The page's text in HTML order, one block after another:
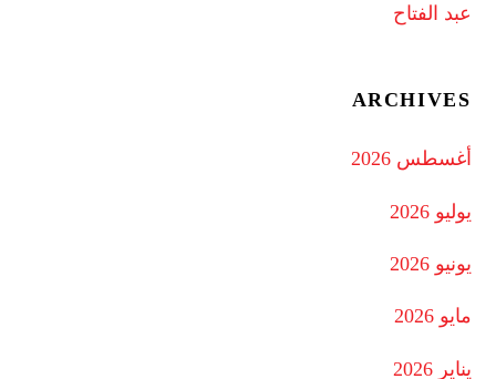
عبد الفتاح
ARCHIVES
أغسطس 2026
يوليو 2026
يونيو 2026
مايو 2026
يناير 2026